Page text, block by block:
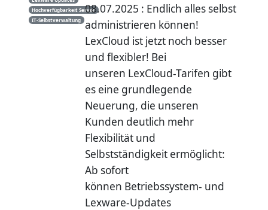
Hochverfügbarkeit Server
IT-Selbstverwaltung
08.07.2025 : Endlich alles selbst
administrieren können!
LexCloud ist jetzt noch besser
und flexibler! Bei
unseren LexCloud-Tarifen gibt
es eine grundlegende
Neuerung, die unseren
Kunden deutlich mehr
Flexibilität und
Selbstständigkeit ermöglicht:
Ab sofort
können Betriebssystem- und
Lexware-Updates